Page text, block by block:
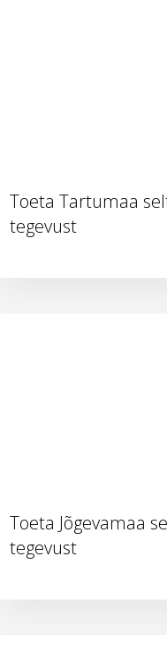
Toeta Tartumaa
tegevust
Toeta Jõgevamaa
tegevust